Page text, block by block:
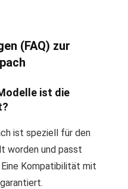
(FAQ) zur
ist die
ist speziell für den
worden und passt
Kompatibilität mit